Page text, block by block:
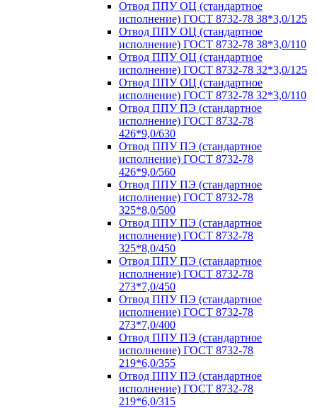
Отвод ППУ ОЦ (стандартное
исполнение) ГОСТ 8732-78 38*3,0/125
Отвод ППУ ОЦ (стандартное
исполнение) ГОСТ 8732-78 38*3,0/110
Отвод ППУ ОЦ (стандартное
исполнение) ГОСТ 8732-78 32*3,0/125
Отвод ППУ ОЦ (стандартное
исполнение) ГОСТ 8732-78 32*3,0/110
Отвод ППУ ПЭ (стандартное
исполнение) ГОСТ 8732-78
426*9,0/630
Отвод ППУ ПЭ (стандартное
исполнение) ГОСТ 8732-78
426*9,0/560
Отвод ППУ ПЭ (стандартное
исполнение) ГОСТ 8732-78
325*8,0/500
Отвод ППУ ПЭ (стандартное
исполнение) ГОСТ 8732-78
325*8,0/450
Отвод ППУ ПЭ (стандартное
исполнение) ГОСТ 8732-78
273*7,0/450
Отвод ППУ ПЭ (стандартное
исполнение) ГОСТ 8732-78
273*7,0/400
Отвод ППУ ПЭ (стандартное
исполнение) ГОСТ 8732-78
219*6,0/355
Отвод ППУ ПЭ (стандартное
исполнение) ГОСТ 8732-78
219*6,0/315